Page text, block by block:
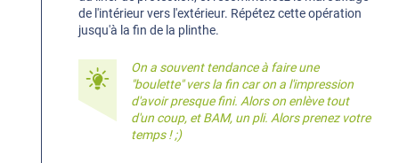
de l'intérieur vers l'extérieur. Répétez cette opération
jusqu'à la fin de la plinthe.
On a souvent tendance à faire une
"boulette" vers la fin car on a l'impression
d'avoir presque fini. Alors on enlève tout
d'un coup, et BAM, un pli. Alors prenez votre
temps ! ;)